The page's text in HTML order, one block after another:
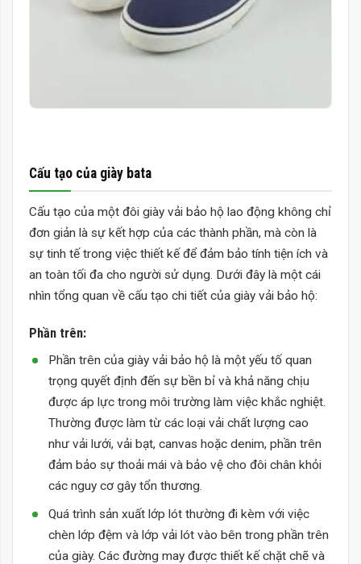
Cấu tạo của giày bata
Cấu tạo của một đôi giày vải bảo hộ lao động không chỉ
đơn giản là sự kết hợp của các thành phần, mà còn là
sự tinh tế trong việc thiết kế để đảm bảo tính tiện ích và
an toàn tối đa cho người sử dụng. Dưới đây là một cái
nhìn tổng quan về cấu tạo chi tiết của giày vải bảo hộ:
Phần trên:
Phần trên của giày vải bảo hộ là một yếu tố quan
trọng quyết định đến sự bền bỉ và khả năng chịu
được áp lực trong môi trường làm việc khắc nghiệt.
Thường được làm từ các loại vải chất lượng cao
như vải lưới, vải bạt, canvas hoặc denim, phần trên
đảm bảo sự thoải mái và bảo vệ cho đôi chân khỏi
các nguy cơ gây tổn thương.
Quá trình sản xuất lớp lót thường đi kèm với việc
chèn lớp đệm và lớp vải lót vào bên trong phần trên
của giày. Các đường may được thiết kế chặt chẽ và